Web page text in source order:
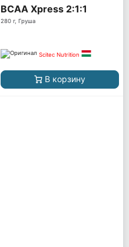
BCAA Xpress 2:1:1
280 г, Груша
Scitec Nutrition
В корзину